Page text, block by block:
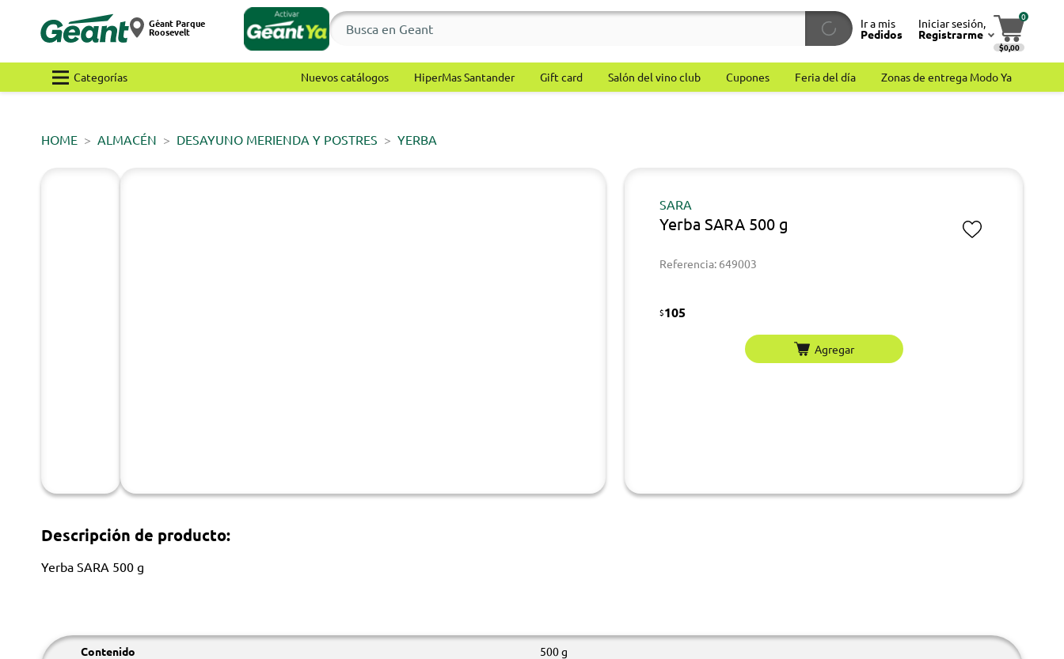
Géant Parque
Roosevelt
Ir a mis
Pedidos
Iniciar sesión,
Registrarme
0
$0,00
Categorías Nuevos catálogos HiperMas Santander Gift card Salón del vino club Cupones Feria del día Zonas de entrega Modo Ya
HOME ALMACÉN DESAYUNO MERIENDA Y POSTRES YERBA
SARA
Yerba SARA 500 g
Referencia: 649003
$105
Agregar
Descripción de producto:
Yerba SARA 500 g
Contenido 500 g